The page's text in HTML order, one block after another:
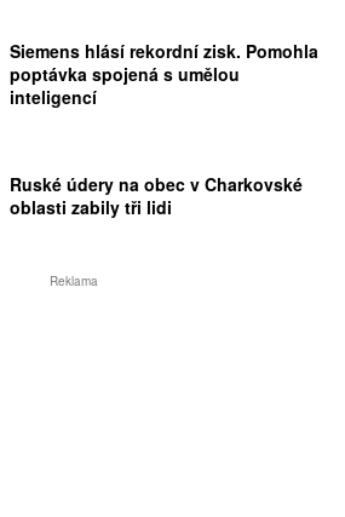
Siemens hlásí rekordní zisk. Pomohla
poptávka spojená s umělou
inteligencí
Ruské údery na obec v Charkovské
oblasti zabily tři lidi
Reklama